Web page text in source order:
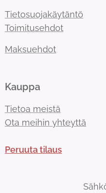
Tietosuojakäytäntö
Toimitusehdot
Maksuehdot
Kauppa
Tietoa meistä
Ota meihin yhteyttä
Peruuta tilaus